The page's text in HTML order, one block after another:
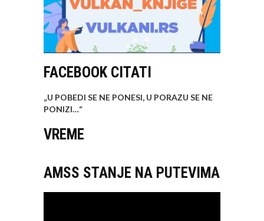
FACEBOOK CITATI
„U POBEDI SE NE PONESI, U PORAZU SE NE
PONIZI…“
VREME
AMSS STANJE NA PUTEVIMA